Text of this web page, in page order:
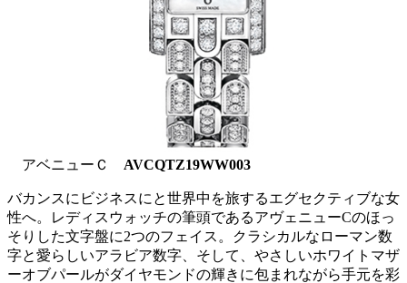
アベニューＣ AVCQTZ19WW003
バカンスにビジネスにと世界中を旅するエグセクティブな女
性へ。レディスウォッチの筆頭であるアヴェニューCのほっ
そりした文字盤に2つのフェイス。クラシカルなローマン数
字と愛らしいアラビア数字、そして、やさしいホワイトマザ
ーオブパールがダイヤモンドの輝きに包まれながら手元を彩